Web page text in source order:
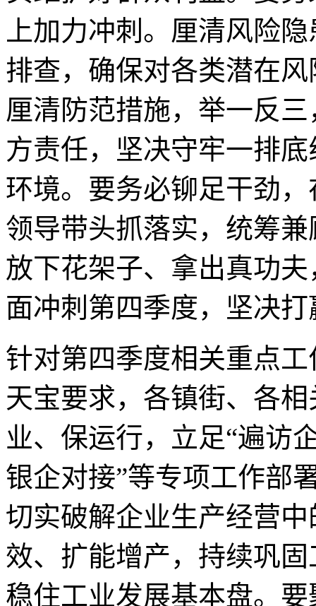
上加力冲刺。厘清风险
排查，确保对各类潜在
厘清防范措施，举一反
方责任，坚决守牢一排
环境。要务必铆足干劲
领导带头抓落实，统筹
放下花架子、拿出真功
面冲刺第四季度，坚决
针对第四季度相关重点
天宝要求，各镇街、各
业、保运行，立足“遍访
银企对接”等专项工作部
切实破解企业生产经营
效、扩能增产，持续巩
稳住工业发展基本盘。